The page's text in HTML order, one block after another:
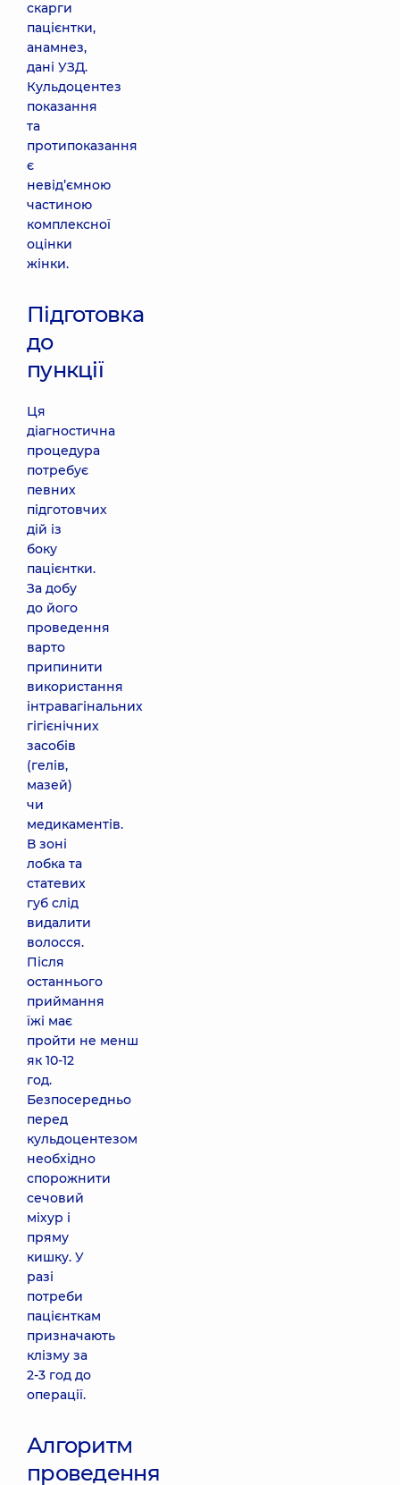
скарги
пацієнтки,
анамнез,
дані УЗД.
Кульдоцентез
показання
та
протипоказання
є
невід’ємною
частиною
комплексної
оцінки
жінки.
Підготовка
до
пункції
Ця
діагностична
процедура
потребує
певних
підготовчих
дій із
боку
пацієнтки.
За добу
до його
проведення
варто
припинити
використання
інтравагінальних
гігієнічних
засобів
(гелів,
мазей)
чи
медикаментів.
В зоні
лобка та
статевих
губ слід
видалити
волосся.
Після
останнього
приймання
їжі має
пройти не менш
як 10-12
год.
Безпосередньо
перед
кульдоцентезом
необхідно
спорожнити
сечовий
міхур і
пряму
кишку. У
разі
потреби
пацієнткам
призначають
клізму за
2-3 год до
операції.
Алгоритм
проведення